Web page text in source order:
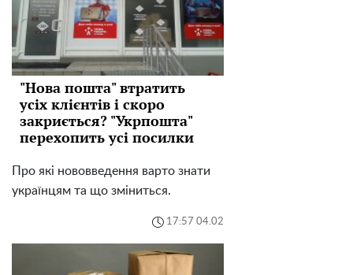
"Нова пошта" втратить
усіх клієнтів і скоро
закриється? "Укрпошта"
перехопить усі посилки
Про які нововведення варто знати
українцям та що зміниться.
17:57 04.02